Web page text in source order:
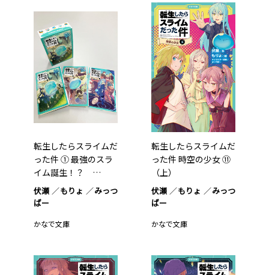
転生したらスライムだ
った件 ① 最強のスラ
イム誕生！？ …
伏瀬 もりょ
みっつ
ばー
かなで文庫
転生したらスライムだ
った件 時空の少女 ⑪
（上）
伏瀬 もりょ
みっつ
ばー
かなで文庫